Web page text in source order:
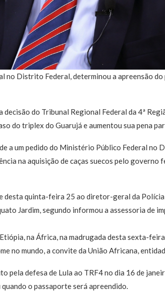
no Distrito Federal, determinou a apreensão
decisão do Tribunal Regional Federal da 4ª
do triplex do Guarujá e aumentou sua pena
a um pedido do Ministério Público Federal no
na aquisição de caças suecos pelo governo
desta quinta-feira 25 ao diretor-geral da Polícia
Jardim, segundo informou a assessoria de
na África, na madrugada desta sexta-
no mundo, a convite da União Africana,
pela defesa de Lula ao TRF4 no dia 16 de
o passaporte será apreendido.